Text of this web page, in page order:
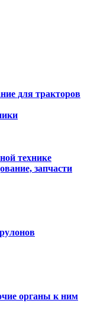
для тракторов
технике
запчасти
органы к ним